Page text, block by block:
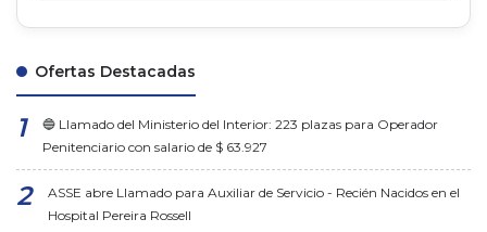
Ofertas Destacadas
🔵 Llamado del Ministerio del Interior: 223 plazas para Operador
Penitenciario con salario de $ 63.927
ASSE abre Llamado para Auxiliar de Servicio - Recién Nacidos en el
Hospital Pereira Rossell